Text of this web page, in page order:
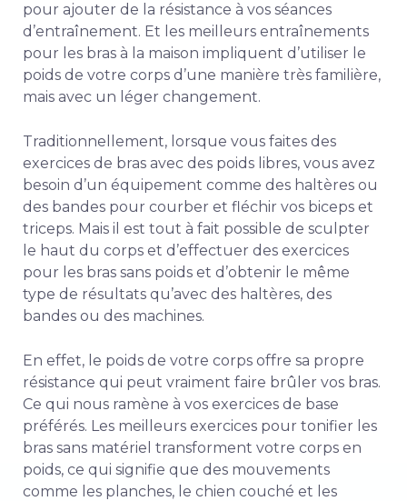
pour ajouter de la résistance à vos séances
d’entraînement. Et les meilleurs entraînements
pour les bras à la maison impliquent d’utiliser le
poids de votre corps d’une manière très familière,
mais avec un léger changement.
Traditionnellement, lorsque vous faites des
exercices de bras avec des poids libres, vous avez
besoin d’un équipement comme des haltères ou
des bandes pour courber et fléchir vos biceps et
triceps. Mais il est tout à fait possible de sculpter
le haut du corps et d’effectuer des exercices
pour les bras sans poids et d’obtenir le même
type de résultats qu’avec des haltères, des
bandes ou des machines.
En effet, le poids de votre corps offre sa propre
résistance qui peut vraiment faire brûler vos bras.
Ce qui nous ramène à vos exercices de base
préférés. Les meilleurs exercices pour tonifier les
bras sans matériel transforment votre corps en
poids, ce qui signifie que des mouvements
comme les planches, le chien couché et les